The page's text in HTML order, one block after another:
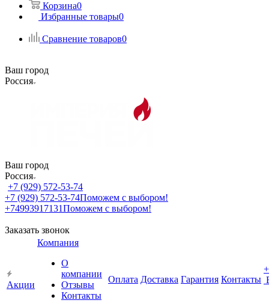
Корзина0
Избранные товары0
Сравнение товаров0
Ваш город
Россия
Ваш город
Россия
+7 (929) 572-53-74
+7 (929) 572-53-74Поможем с выбором!
+74993917131Поможем с выбором!
Заказать звонок
Акции
Компания
О
компании
Отзывы
Контакты
Оплата Доставка Гарантия Контакты
+